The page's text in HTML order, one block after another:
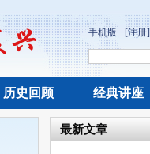
手机版 [注册]
历史回顾 经典讲座
最新文章